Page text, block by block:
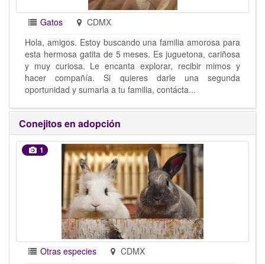
Gatos
CDMX
Hola, amigos. Estoy buscando una familia amorosa para
esta hermosa gatita de 5 meses. Es juguetona, cariñosa
y muy curiosa. Le encanta explorar, recibir mimos y
hacer compañía. Si quieres darle una segunda
oportunidad y sumarla a tu familia, contácta...
Conejitos en adopción
1
Otras especies
CDMX